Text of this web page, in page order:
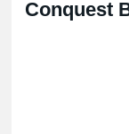
Conquest